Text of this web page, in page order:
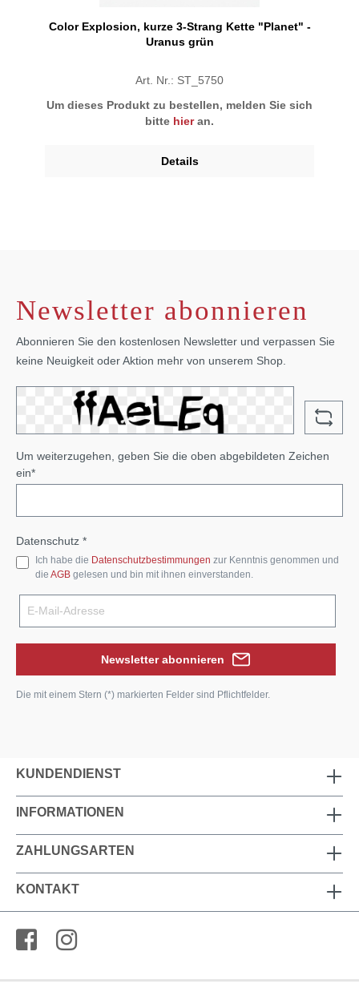
Color Explosion, kurze 3-Strang Kette "Planet" -
Uranus grün
Art. Nr.: ST_5750
Um dieses Produkt zu bestellen, melden Sie sich
bitte hieran.
Details
Newsletter abonnieren
Abonnieren Sie den kostenlosen Newsletter und verpassen Sie
keine Neuigkeit oder Aktion mehr von unserem Shop.
Um weiterzugehen, geben Sie die oben abgebildeten Zeichen
ein*
Datenschutz *
Ich habe die Datenschutzbestimmungen zur Kenntnis genommen und
die AGB gelesen und bin mit ihnen einverstanden.
Newsletter abonnieren
Die mit einem Stern (*) markierten Felder sind Pflichtfelder.
KUNDENDIENST
INFORMATIONEN
ZAHLUNGSARTEN
KONTAKT